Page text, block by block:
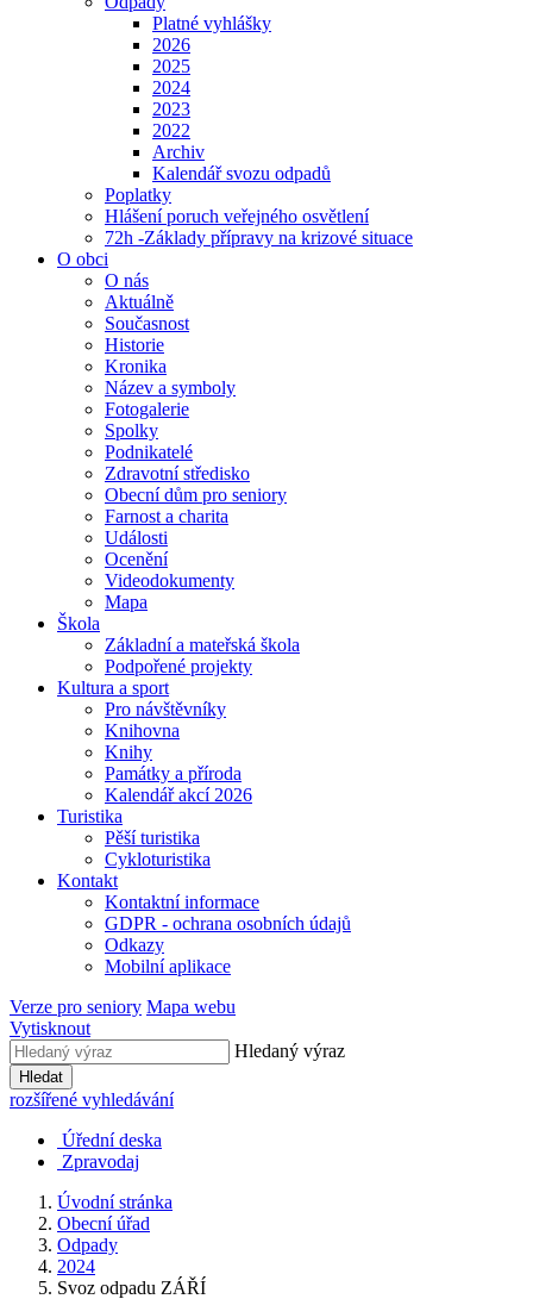
Platné vyhlášky
2026
2025
2024
2023
2022
Archiv
Kalendář svozu odpadů
Poplatky
Hlášení poruch veřejného osvětlení
72h -Základy přípravy na krizové situace
O obci
O nás
Aktuálně
Současnost
Historie
Kronika
Název a symboly
Fotogalerie
Spolky
Podnikatelé
Zdravotní středisko
Obecní dům pro seniory
Farnost a charita
Události
Ocenění
Videodokumenty
Mapa
Škola
Základní a mateřská škola
Podpořené projekty
Kultura a sport
Pro návštěvníky
Knihovna
Knihy
Památky a příroda
Kalendář akcí 2026
Turistika
Pěší turistika
Cykloturistika
Kontakt
Kontaktní informace
GDPR - ochrana osobních údajů
Odkazy
Mobilní aplikace
Verze pro seniory Mapa webu
Vytisknout
Hledaný výraz
Hledat
rozšířené vyhledávání
Úřední deska
Zpravodaj
Úvodní stránka
Obecní úřad
Odpady
2024
Svoz odpadu ZÁŘÍ